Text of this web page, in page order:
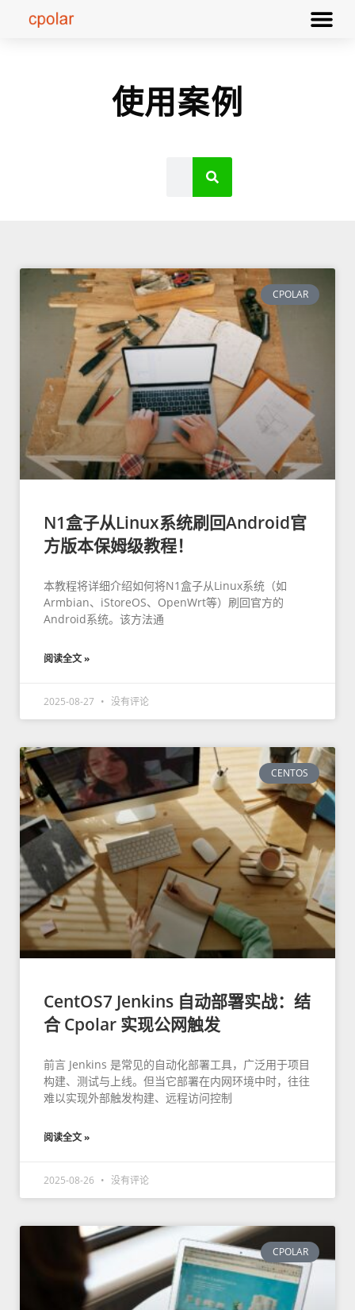
使用案例
CPOLAR
N1盒子从Linux系统刷回Android官
方版本保姆级教程！
本教程将详细介绍如何将N1盒子从Linux系统（如
Armbian、iStoreOS、OpenWrt等）刷回官方的
Android系统。该方法通
阅读全文 »
2025-08-27 没有评论
CENTOS
CentOS7 Jenkins 自动部署实战：结
合 Cpolar 实现公网触发
前言 Jenkins 是常见的自动化部署工具，广泛用于项目
构建、测试与上线。但当它部署在内网环境中时，往往
难以实现外部触发构建、远程访问控制
阅读全文 »
2025-08-26 没有评论
CPOLAR